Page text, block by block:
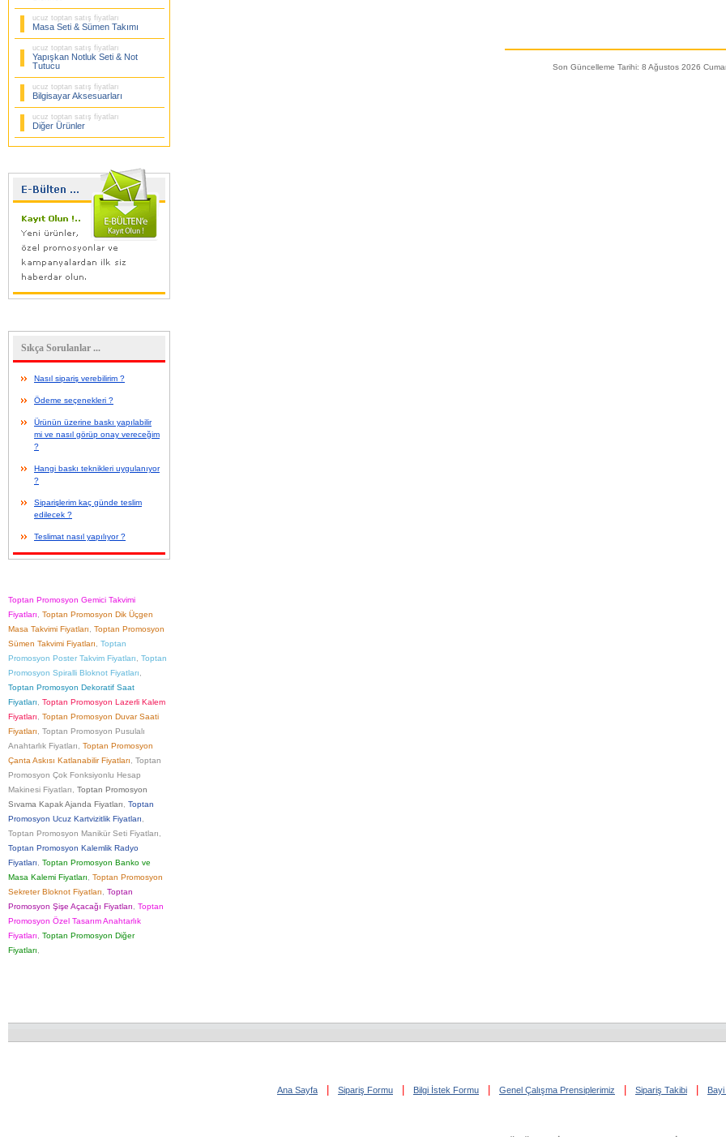
ucuz toptan satış fiyatları
Masa Seti & Sümen Takımı
ucuz toptan satış fiyatları
Yapışkan Notluk Seti & Not
Tutucu
ucuz toptan satış fiyatları
Bilgisayar Aksesuarları
ucuz toptan satış fiyatları
Diğer Ürünler
Sıkça Sorulanlar ...
Nasıl sipariş verebilirim ?
Ödeme seçenekleri ?
Ürünün üzerine baskı yapılabilir
mi ve nasıl görüp onay vereceğim
?
Hangi baskı teknikleri uygulanıyor
?
Siparişlerim kaç günde teslim
edilecek ?
Teslimat nasıl yapılıyor ?
Toptan Promosyon Gemici Takvimi
Fiyatları
Toptan Promosyon Dik Üçgen
Masa Takvimi Fiyatları
Toptan Promosyon
Sümen Takvimi Fiyatları
Toptan
Promosyon Poster Takvim Fiyatları
Toptan
Promosyon Spiralli Bloknot Fiyatları
Toptan Promosyon Dekoratif Saat
Fiyatları
Toptan Promosyon Lazerli Kalem
Fiyatları
Toptan Promosyon Duvar Saati
Fiyatları
Toptan Promosyon Pusulalı
Anahtarlık Fiyatları
Toptan Promosyon
Çanta Askısı Katlanabilir Fiyatları
Toptan
Promosyon Çok Fonksiyonlu Hesap
Makinesi Fiyatları
Toptan Promosyon
Sıvama Kapak Ajanda Fiyatları
Toptan
Promosyon Ucuz Kartvizitlik Fiyatları
Toptan Promosyon Manikür Seti Fiyatları
Toptan Promosyon Kalemlik Radyo
Fiyatları
Toptan Promosyon Banko ve
Masa Kalemi Fiyatları
Toptan Promosyon
Sekreter Bloknot Fiyatları
Toptan
Promosyon Şişe Açacağı Fiyatları
Toptan
Promosyon Özel Tasarım Anahtarlık
Fiyatları
Toptan Promosyon Diğer
Fiyatları
Son Güncelleme Tarihi: 8 Ağustos 2026
Ana Sayfa Sipariş Formu Bilgi İstek Formu Genel Çalışma Prensiplerimiz Sipariş Takibi